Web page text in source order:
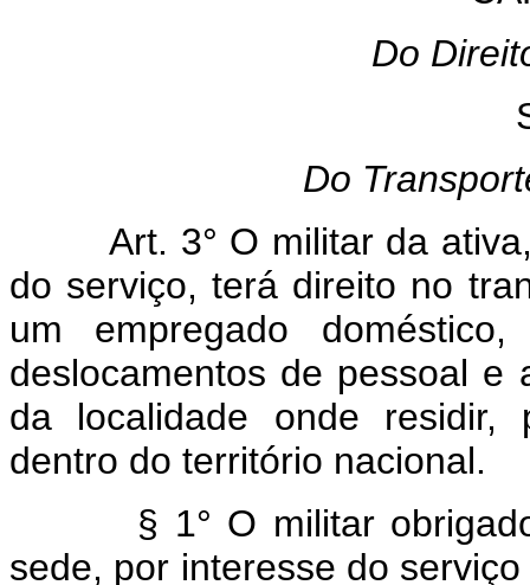
Do
Do
Art. 3° O militar da ativa,
do serviço, terá direito no
um empregado
deslocamentos de pessoal e
da localidade onde residir,
dentro do território nacional.
§ 1° O militar obrigado
sede, por interesse do